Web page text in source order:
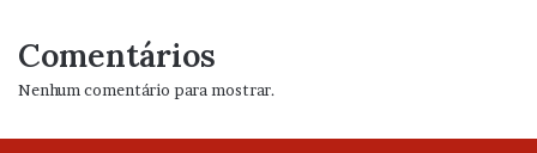
Comentários
Nenhum comentário para mostrar.